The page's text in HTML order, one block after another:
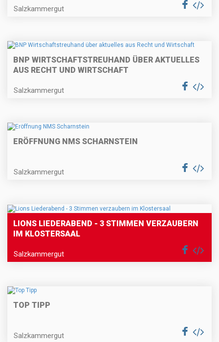
Salzkammergut
BNP WIRTSCHAFTSTREUHAND ÜBER AKTUELLES
AUS RECHT UND WIRTSCHAFT
Salzkammergut
ERÖFFNUNG NMS SCHARNSTEIN
Salzkammergut
LIONS LIEDERABEND - 3 STIMMEN VERZAUBERN
IM KLOSTERSAAL
Salzkammergut
TOP TIPP
Salzkammergut